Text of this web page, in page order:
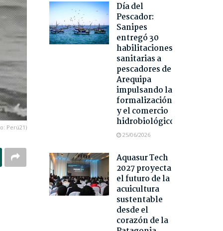
Perú21)
Día del
Pescador:
Sanipes
entregó 30
habilitaciones
sanitarias a
pescadores de
Arequipa
impulsando la
formalización
y el comercio
hidrobiológico
25/06/2026
Aquasur Tech
2027 proyecta
el futuro de la
acuicultura
sustentable
desde el
corazón de la